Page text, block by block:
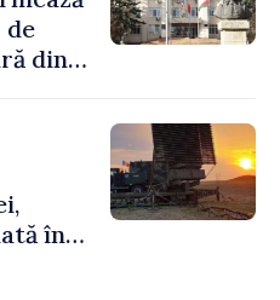
de
din
în